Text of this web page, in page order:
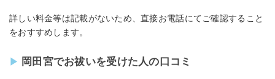
詳しい料金等は記載がないため、直接お電話にてご確認すること
をおすすめします。
岡田宮でお祓いを受けた人の口コミ